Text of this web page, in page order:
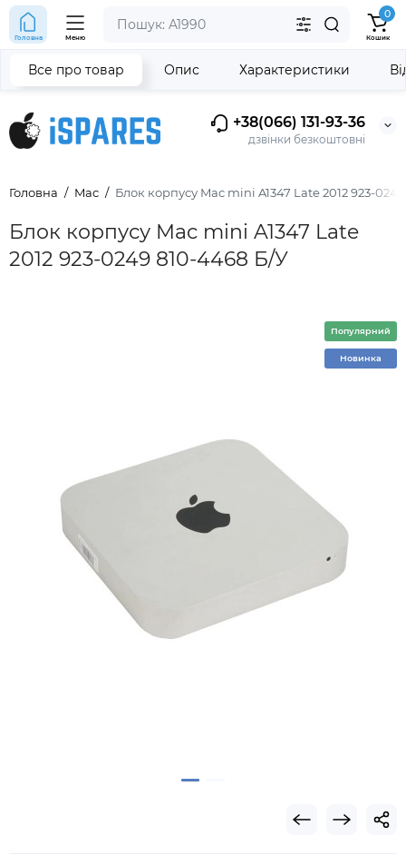
+38(066) 131-93-36
дзвінки безкоштовні
Головна Меню
0
Кошик
Головна Mac Блок корпусу Mac mini A1347 Late 2012 923-
Блок корпусу Mac mini A1347 Late
2012 923-0249 810-4468 Б/У
Все про товар Опис Характеристики
Популярний
Новинка